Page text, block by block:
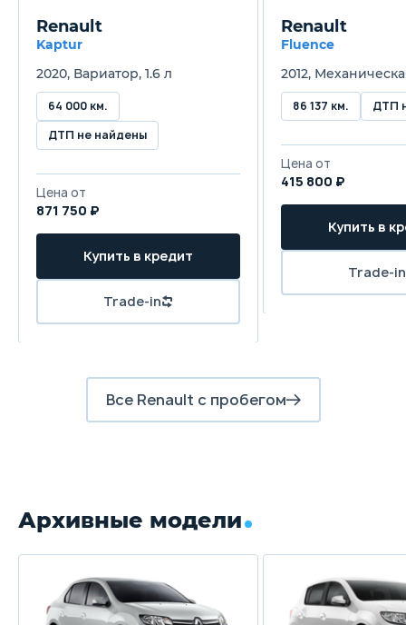
Renault
Kaptur
2020, Вариатор, 1.6 л
64 000 км.
ДТП не найдены
Цена от
871 750 ₽
Купить в кредит
Trade-in
Renault
Fluence
2012,
86 137 км. ДТП
Цена от
415 800 ₽
Купить в
Trade-in
Все Renault с пробегом
Архивные модели